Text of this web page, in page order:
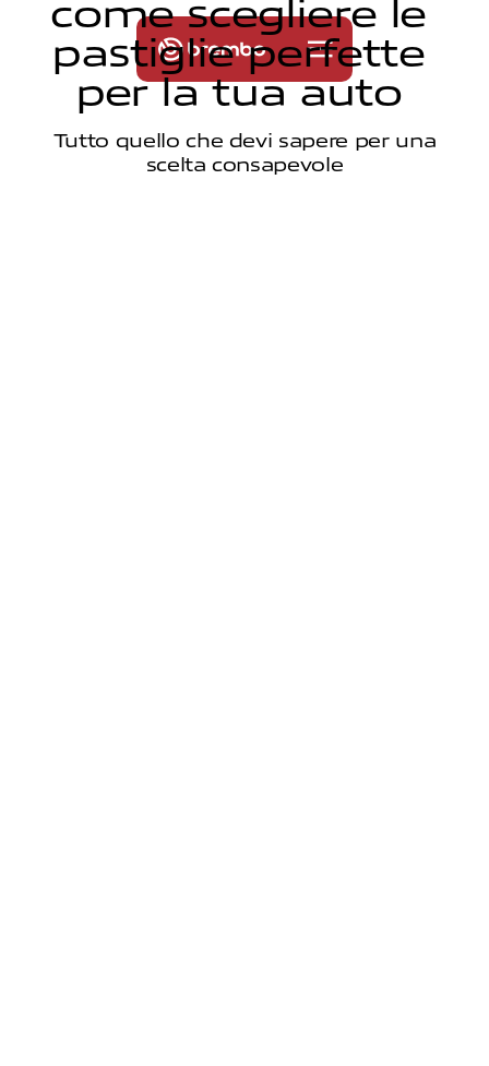
come scegliere e
pastiglie perfette
per la tua auto
Tutto quello che devi sapere per una
scelta consapevole